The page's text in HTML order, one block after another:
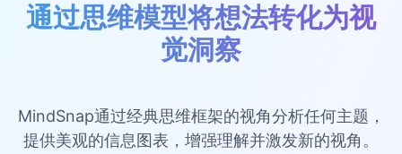
通过思维模型将想法转化为视
觉洞察
MindSnap通过经典思维框架的视角分析任何主题，
提供美观的信息图表，增强理解并激发新的视角。